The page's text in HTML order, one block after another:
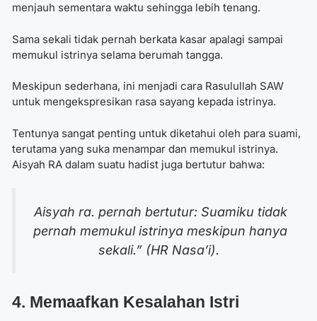
menjauh sementara waktu sehingga lebih tenang.
Sama sekali tidak pernah berkata kasar apalagi sampai
memukul istrinya selama berumah tangga.
Meskipun sederhana, ini menjadi cara Rasulullah SAW
untuk mengekspresikan rasa sayang kepada istrinya.
Tentunya sangat penting untuk diketahui oleh para suami,
terutama yang suka menampar dan memukul istrinya.
Aisyah RA dalam suatu hadist juga bertutur bahwa:
Aisyah ra. pernah bertutur: Suamiku tidak
pernah memukul istrinya meskipun hanya
sekali.” (HR Nasa’i).
4. Memaafkan Kesalahan Istri